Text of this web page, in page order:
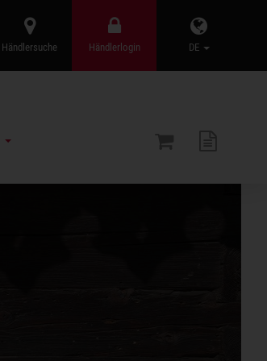
DE
Händlerlogin
Händlersuche